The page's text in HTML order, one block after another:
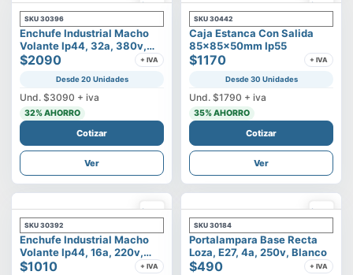
SKU 30396
Enchufe Industrial Macho
Volante Ip44, 32a, 380v,
3p+t
$2090 + IVA
Desde 20 Unidades
Und. $3090 + iva
32% AHORRO
Cotizar
Ver
SKU 30442
Caja Estanca Con Salida
85x85x50mm Ip55
$1170 + IVA
Desde 30 Unidades
Und. $1790 + iva
35% AHORRO
Cotizar
Ver
SKU 30392
Enchufe Industrial Macho
Volante Ip44, 16a, 220v,
2p+t
$1010 + IVA
SKU 30184
Portalampara Base Recta
Loza, E27, 4a, 250v, Blanco
$490 + IVA